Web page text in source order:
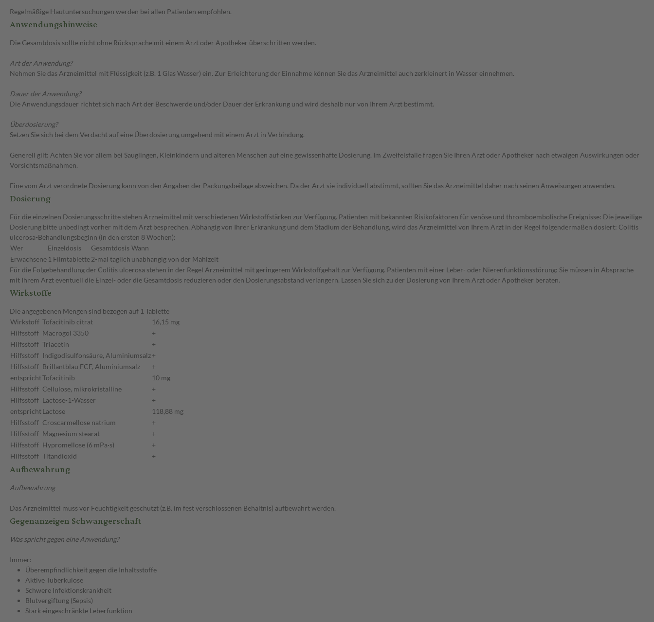
Regelmäßige Hautuntersuchungen werden bei allen Patienten empfohlen.
Anwendungshinweise
Die Gesamtdosis sollte nicht ohne Rücksprache mit einem Arzt oder Apotheker überschritten werden.
Art der Anwendung?
Nehmen Sie das Arzneimittel mit Flüssigkeit (z.B. 1 Glas Wasser) ein. Zur Erleichterung der Einnahme können Sie das Arzneimittel auch zerkleinert in Wasser einnehmen.
Dauer der Anwendung?
Die Anwendungsdauer richtet sich nach Art der Beschwerde und/oder Dauer der Erkrankung und wird deshalb nur von Ihrem Arzt bestimmt.
Überdosierung?
Setzen Sie sich bei dem Verdacht auf eine Überdosierung umgehend mit einem Arzt in Verbindung.
Generell gilt: Achten Sie vor allem bei Säuglingen, Kleinkindern und älteren Menschen auf eine gewissenhafte Dosierung. Im Zweifelsfalle fragen Sie Ihren Arzt oder Apotheker nach etwaigen Auswirkungen oder
Vorsichtsmaßnahmen.
Eine vom Arzt verordnete Dosierung kann von den Angaben der Packungsbeilage abweichen. Da der Arzt sie individuell abstimmt, sollten Sie das Arzneimittel daher nach seinen Anweisungen anwenden.
Dosierung
Für die einzelnen Dosierungsschritte stehen Arzneimittel mit verschiedenen Wirkstoffstärken zur Verfügung. Patienten mit bekannten Risikofaktoren für venöse und thromboembolische Ereignisse: Die jeweilige
Dosierung bitte unbedingt vorher mit dem Arzt besprechen. Abhängig von Ihrer Erkrankung und dem Stadium der Behandlung, wird das Arzneimittel von Ihrem Arzt in der Regel folgendermaßen dosiert: Colitis
ulcerosa-Behandlungsbeginn (in den ersten 8 Wochen):
Wer
Einzeldosis Gesamtdosis Wann
Erwachsene 1 Filmtablette2-mal täglich unabhängig von der Mahlzeit
Für die Folgebehandlung der Colitis ulcerosa stehen in der Regel Arzneimittel mit geringerem Wirkstoffgehalt zur Verfügung. Patienten mit einer Leber- oder Nierenfunktionsstörung: Sie müssen in Absprache
mit Ihrem Arzt eventuell die Einzel- oder die Gesamtdosis reduzieren oder den Dosierungsabstand verlängern. Lassen Sie sich zu der Dosierung von Ihrem Arzt oder Apotheker beraten.
Wirkstoffe
Die angegebenen Mengen sind bezogen auf 1 Tablette
Wirkstoff Tofacitinib citrat
16,15 mg
Hilfsstoff Macrogol 3350
+
Hilfsstoff Triacetin
+
Hilfsstoff Indigodisulfonsäure, Aluminiumsalz+
Hilfsstoff Brillantblau FCF, Aluminiumsalz
+
entsprichtTofacitinib
10 mg
Hilfsstoff Cellulose, mikrokristalline
+
Hilfsstoff Lactose-1-Wasser
+
entsprichtLactose
118,88 mg
Hilfsstoff Croscarmellose natrium
+
Hilfsstoff Magnesium stearat
+
Hilfsstoff Hypromellose (6 mPa·s)
+
Hilfsstoff Titandioxid +
Aufbewahrung
Aufbewahrung
Das Arzneimittel muss vor Feuchtigkeit geschützt (z.B. im fest verschlossenen Behältnis) aufbewahrt werden.
Gegenanzeigen Schwangerschaft
Was spricht gegen eine Anwendung?
Immer:
Überempfindlichkeit gegen die Inhaltsstoffe
Aktive Tuberkulose
Schwere Infektionskrankheit
Blutvergiftung (Sepsis)
Stark eingeschränkte Leberfunktion